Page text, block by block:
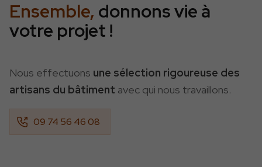
Ensemble, donnons vie à
votre projet !
Nous effectuons une sélection rigoureuse des
artisans du bâtiment avec qui nous travaillons.
09 74 56 46 08